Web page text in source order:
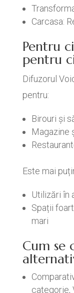
Carcasa:
Pentru
pentru
Difuzorul
pentru:
Birouri și
Magazine
Este mai
Utilizări în
Spații
mari
Cum se
categorie,